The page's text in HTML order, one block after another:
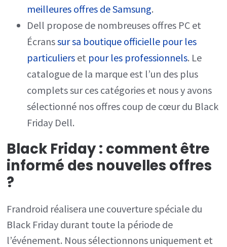
meilleures offres de Samsung.
Dell propose de nombreuses offres PC et
Écranssur sa boutique officielle pour les
particuliers et pour les professionnels. Le
catalogue de la marque est l’un des plus
complets sur ces catégories et nous y avons
sélectionné nos offres coup de cœur du Black
Friday Dell.
Black Friday : comment être
informé des nouvelles offres
?
Frandroid réalisera une couverture spéciale du
Black Friday durant toute la période de
l’événement. Nous sélectionnons uniquement et